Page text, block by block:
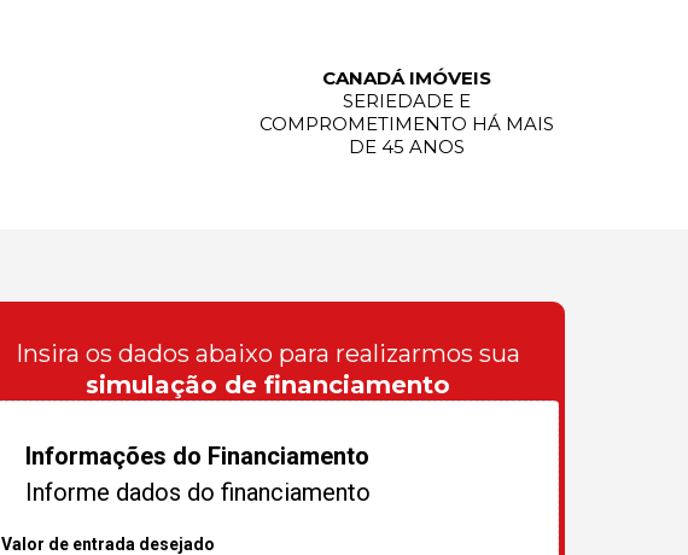
CANADÁ IMÓVEIS
SERIEDADE E
COMPROMETIMENTO HÁ MAIS
DE 45 ANOS
Insira os dados abaixo para realizarmos sua
simulação de financiamento
Informações do Financiamento
Informe dados do financiamento
Valor de entrada desejado